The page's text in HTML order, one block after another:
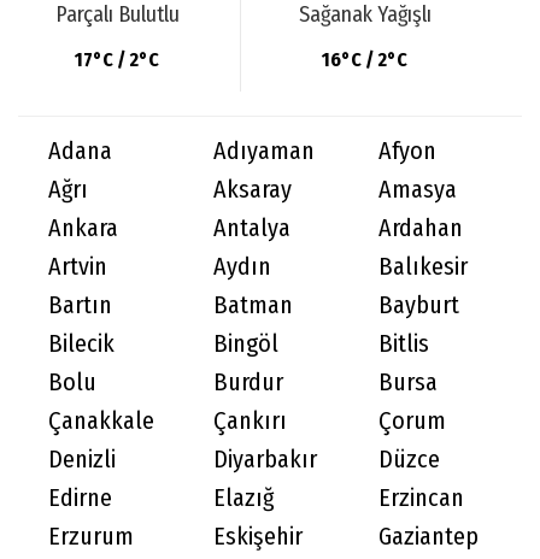
Parçalı Bulutlu
17°C / 2°C
Sağanak Yağışlı
16°C / 2°C
Adana Adıyaman
Afyon
Ağrı
Aksaray
Amasya
Ankara
Antalya
Ardahan
Artvin
Aydın
Balıkesir
Bartın
Batman
Bayburt
Bilecik
Bingöl
Bitlis
Bolu
Burdur
Bursa
Çanakkale
Çankırı
Çorum
Denizli
Diyarbakır
Düzce
Edirne
Elazığ
Erzincan
Erzurum
Eskişehir
Gaziantep